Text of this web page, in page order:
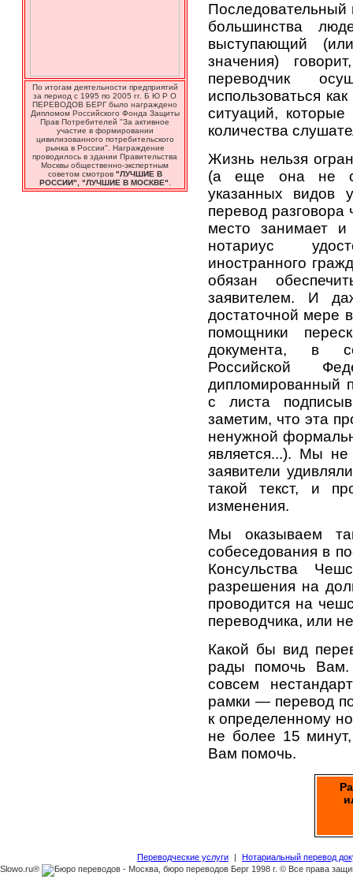
По итогам деятельности предприятий
за период с 1995 по 2005 гг. Б Ю Р О
ПЕРЕВОДОВ БЕРГ было награждено
Дипломом Российского Фонда Защиты
Прав Потребителей "За активное
участие в формировании
цивилизованного потребительского
рынка в России". Награждение
проводилось в здании Правительства
Москвы общественно-экспертным
советом смотров "ЛУЧШИЕ В
РОССИИ", "ЛУЧШИЕ В МОСКВЕ"
Последовательный
большинства
выступающий
значения)
переводчик
использоваться
ситуаций,
количества
Жизнь нельзя
(а еще она не
указанных видов
перевод
место занимает
нотариус
иностранного
обязан
заявителем. И
достаточной мере
помощники
документа, в
Российской
дипломированный
с листа
заметим, что эта
ненужной
является...). Мы не
заявители
такой текст, и
изменения.
Мы оказываем
собеседования в
Консульства
разрешения на
проводится на
переводчика, или
Какой бы вид
рады помочь
совсем
рамки — перевод
к определенному
не более 15
Вам помочь.
Переводческие услуги |
Нотариальный перевод
Slowo.ru®
1998 г. © Все права